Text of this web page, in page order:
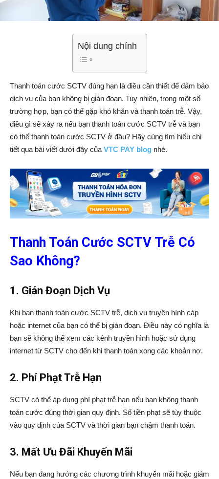
Nội dung chính
Thanh toán cước SCTV đúng hạn là điều cần thiết để đảm bảo
dịch vụ của bạn không bị gián đoạn. Tuy nhiên, trong một số
trường hợp, bạn có thể gặp khó khăn và thanh toán trễ. Vậy,
điều gì sẽ xảy ra nếu bạn thanh toán cước SCTV trễ và bạn
có thể thanh toán cước SCTV ở đâu? Hãy cùng tìm hiểu chi
tiết qua bài viết dưới đây của VTC PAY blog nhé.
Thanh Toán Cước SCTV Trễ Có
Sao Không?
1. Gián Đoạn Dịch Vụ
Khi bạn thanh toán cước SCTV trễ, dịch vụ truyền hình cáp
hoặc internet của bạn có thể bị gián đoạn. Điều này có nghĩa là
bạn sẽ không thể xem các kênh truyền hình hoặc sử dụng
internet từ SCTV cho đến khi thanh toán xong các khoản nợ.
2. Phí Phạt Trễ Hạn
SCTV có thể áp dụng phí phạt trễ hạn nếu bạn không thanh
toán cước đúng thời gian quy định. Số tiền phạt sẽ tùy thuộc
vào quy định của SCTV và thời gian bạn chậm thanh toán.
3. Mất Ưu Đãi Khuyến Mãi
Nếu bạn đang hưởng các chương trình khuyến mãi hoặc giảm